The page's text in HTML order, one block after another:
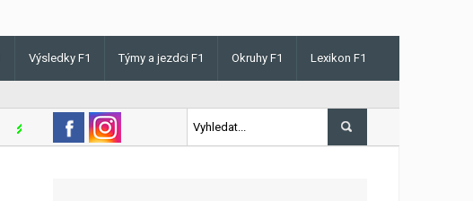
Výsledky F1 Týmy a jezdci F1 Okruhy F1 Lexikon F1
Lando Norris v Maďarsku letos poprvé vyhrál kvalifikaci